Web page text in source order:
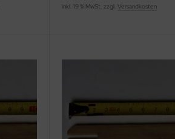
inkl. 19 % MwSt. zzgl.Versandkosten